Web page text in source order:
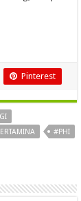
Pinterest
#PHI